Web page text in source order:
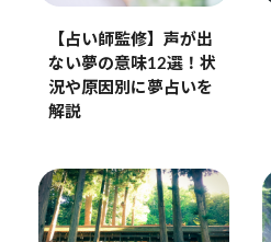
【占い師監修】声が出
ない夢の意味12選！状
況や原因別に夢占いを
解説